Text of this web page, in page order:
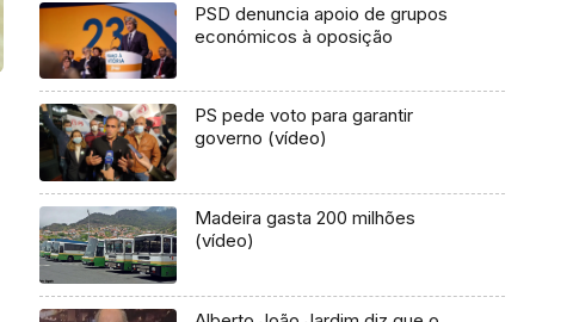
PSD denuncia apoio de grupos
económicos à oposição
PS pede voto para garantir
governo (vídeo)
Madeira gasta 200 milhões
(vídeo)